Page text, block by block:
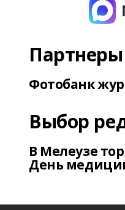
Партнеры
Фотобанк
Выбор
В Мелеузе
День